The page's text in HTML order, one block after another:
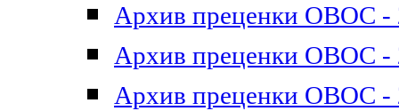
Архив преценки ОВОС -
Архив преценки ОВОС -
Архив преценки ОВОС -